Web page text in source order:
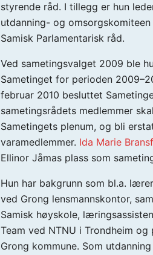
styrende råd. I tillegg er hun
utdanning- og
Samisk Parlamentarisk råd.
Ved sametingsvalget 2009 ble
Sametinget for perioden
februar 2010 besluttet
sametingsrådets medlemmer
Sametingets plenum, og bli
varamedlemmer. Ida Marie
Ellinor Jåmas plass som
Hun har bakgrunn som bl.a.
ved Grong lensmannskontor,
Samisk høyskole,
Team ved NTNU i Trondheim
Grong kommune. Som